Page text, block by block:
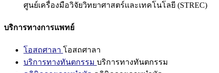
ศูนย์เครื่องมือวิจัยวิทยาศาสตร์และเทคโนโลยี (STREC)
บริการทางการแพทย์
โอสถศาลา โอสถศาลา
บริการทางทันตกรรม บริการทางทันตกรรม